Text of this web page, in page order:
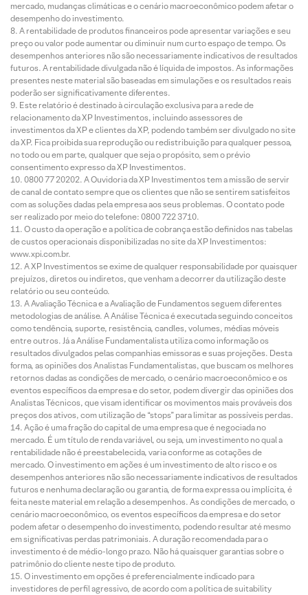
mercado, mudanças climáticas e o cenário macroeconômico podem afetar o
desempenho do investimento.
A rentabilidade de produtos financeiros pode apresentar variações e seu
preço ou valor pode aumentar ou diminuir num curto espaço de tempo. Os
desempenhos anteriores não são necessariamente indicativos de resultados
futuros. A rentabilidade divulgada não é líquida de impostos. As informações
presentes neste material são baseadas em simulações e os resultados reais
poderão ser significativamente diferentes.
Este relatório é destinado à circulação exclusiva para a rede de
relacionamento da XP Investimentos, incluindo assessores de
investimentos da XP e clientes da XP, podendo também ser divulgado no site
da XP. Fica proibida sua reprodução ou redistribuição para qualquer pessoa,
no todo ou em parte, qualquer que seja o propósito, sem o prévio
consentimento expresso da XP Investimentos.
0800 77 20202. A Ouvidoria da XP Investimentos tem a missão de servir
de canal de contato sempre que os clientes que não se sentirem satisfeitos
com as soluções dadas pela empresa aos seus problemas. O contato pode
ser realizado por meio do telefone: 0800 722 3710.
O custo da operação e a política de cobrança estão definidos nas tabelas
de custos operacionais disponibilizadas no site da XP Investimentos:
www.xpi.com.br.
A XP Investimentos se exime de qualquer responsabilidade por quaisquer
prejuízos, diretos ou indiretos, que venham a decorrer da utilização deste
relatório ou seu conteúdo.
A Avaliação Técnica e a Avaliação de Fundamentos seguem diferentes
metodologias de análise. A Análise Técnica é executada seguindo conceitos
como tendência, suporte, resistência, candles, volumes, médias móveis
entre outros. Já a Análise Fundamentalista utiliza como informação os
resultados divulgados pelas companhias emissoras e suas projeções. Desta
forma, as opiniões dos Analistas Fundamentalistas, que buscam os melhores
retornos dadas as condições de mercado, o cenário macroeconômico e os
eventos específicos da empresa e do setor, podem divergir das opiniões dos
Analistas Técnicos, que visam identificar os movimentos mais prováveis dos
preços dos ativos, com utilização de “stops” para limitar as possíveis perdas.
Ação é uma fração do capital de uma empresa que é negociada no
mercado. É um título de renda variável, ou seja, um investimento no qual a
rentabilidade não é preestabelecida, varia conforme as cotações de
mercado. O investimento em ações é um investimento de alto risco e os
desempenhos anteriores não são necessariamente indicativos de resultados
futuros e nenhuma declaração ou garantia, de forma expressa ou implícita, é
feita neste material em relação a desempenhos. As condições de mercado, o
cenário macroeconômico, os eventos específicos da empresa e do setor
podem afetar o desempenho do investimento, podendo resultar até mesmo
em significativas perdas patrimoniais. A duração recomendada para o
investimento é de médio-longo prazo. Não há quaisquer garantias sobre o
patrimônio do cliente neste tipo de produto.
O investimento em opções é preferencialmente indicado para
investidores de perfil agressivo, de acordo com a política de suitability